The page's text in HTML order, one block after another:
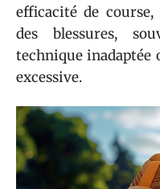
efficacité de
des blessures,
technique inadaptée
excessive.